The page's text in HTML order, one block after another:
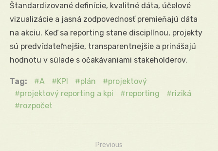
Štandardizované definície, kvalitné dáta, účelové
vizualizácie a jasná zodpovednosť premieňajú dáta
na akciu. Keď sa reporting stane disciplínou, projekty
sú predvídateľnejšie, transparentnejšie a prinášajú
hodnotu v súlade s očakávaniami stakeholderov.
Tag: A KPI plán
projektový
projektový reporting a kpi
reporting
riziká
rozpočet
Previous